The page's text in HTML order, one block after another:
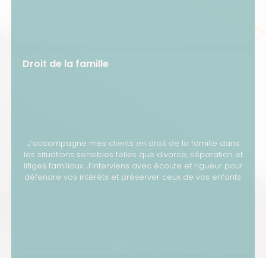
Droit de la famille
J’accompagne mes clients en droit de la famille dans
les situations sensibles telles que divorce, séparation et
litiges familiaux. J’interviens avec écoute et rigueur pour
défendre vos intérêts et préserver ceux de vos enfants.